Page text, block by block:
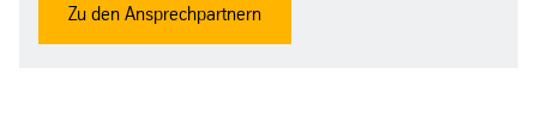
Zu den Ansprechpartnern